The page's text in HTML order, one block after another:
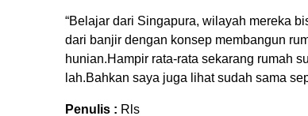
“Belajar dari Singapura, wilayah mereka
dari banjir dengan konsep membangun
hunian.Hampir rata-rata sekarang rumah
lah.Bahkan saya juga lihat sudah sama
Penulis : Rls